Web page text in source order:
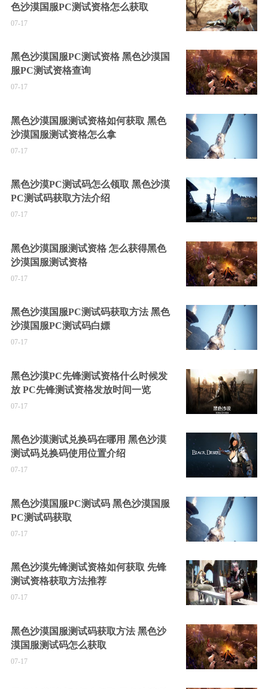
色沙漠国服PC测试资格怎么获取
07-17
黑色沙漠国服PC测试资格 黑色沙漠国
服PC测试资格查询
07-17
黑色沙漠国服测试资格如何获取 黑色
沙漠国服测试资格怎么拿
07-17
黑色沙漠PC测试码怎么领取 黑色沙漠
PC测试码获取方法介绍
07-17
黑色沙漠国服测试资格 怎么获得黑色
沙漠国服测试资格
07-17
黑色沙漠国服PC测试码获取方法 黑色
沙漠国服PC测试码白嫖
07-17
黑色沙漠PC先锋测试资格什么时候发
放 PC先锋测试资格发放时间一览
07-17
黑色沙漠测试兑换码在哪用 黑色沙漠
测试码兑换码使用位置介绍
07-17
黑色沙漠国服PC测试码 黑色沙漠国服
PC测试码获取
07-17
黑色沙漠先锋测试资格如何获取 先锋
测试资格获取方法推荐
07-17
黑色沙漠国服测试码获取方法 黑色沙
漠国服测试码怎么获取
07-17